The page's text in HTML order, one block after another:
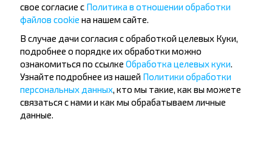
Как приобрести билеты на рейс?
Существуют ли ограничения на
свое согласие с Политика в отношении обработки
файлов cookie на нашем сайте.
В случае дачи согласия с обработкой целевых Куки,
подробнее о порядке их обработки можно
ознакомиться по ссылке Обработка целевых куки.
Узнайте подробнее из нашей Политики обработки
персональных данных, кто мы такие, как вы можете
связаться с нами и как мы обрабатываем личные
данные.